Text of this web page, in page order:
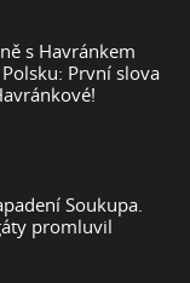
s Havránkem
První slova
Soukupa.
promluvil